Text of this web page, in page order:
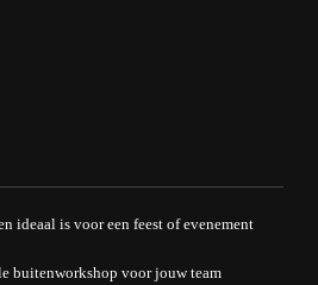
ideaal is voor een feest of evenement
buitenworkshop voor jouw team